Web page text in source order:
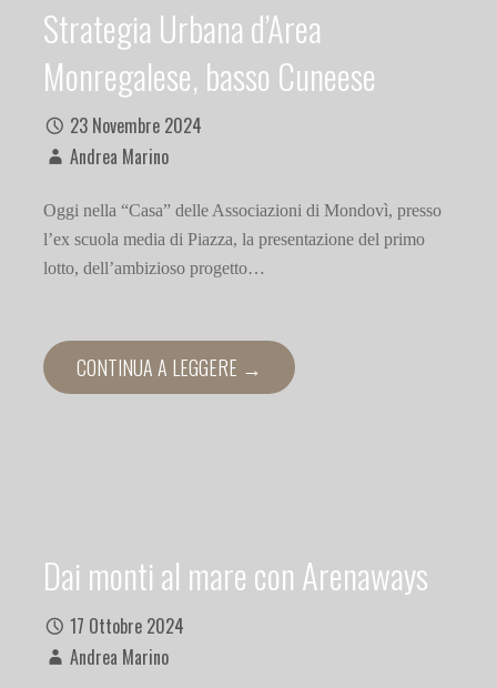
Strategia Urbana d’Area
Monregalese, basso Cuneese
23 Novembre 2024
Andrea Marino
Oggi nella “Casa” delle Associazioni di Mondovì, presso
l’ex scuola media di Piazza, la presentazione del primo
lotto, dell’ambizioso progetto…
CONTINUA A LEGGERE →
Dai monti al mare con Arenaways
17 Ottobre 2024
Andrea Marino